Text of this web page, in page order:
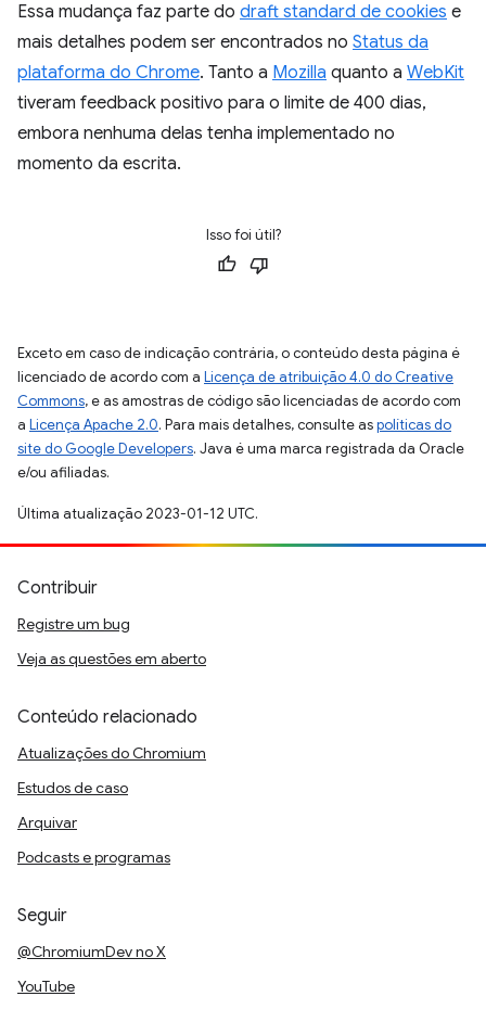
Essa mudança faz parte do draft standard de cookies e
mais detalhes podem ser encontrados no Status da
plataforma do Chrome. Tanto a Mozilla quanto a WebKit
tiveram feedback positivo para o limite de 400 dias,
embora nenhuma delas tenha implementado no
momento da escrita.
Isso foi útil?
Exceto em caso de indicação contrária, o conteúdo desta página é
licenciado de acordo com a Licença de atribuição 4.0 do Creative
Commons, e as amostras de código são licenciadas de acordo com
a Licença Apache 2.0. Para mais detalhes, consulte aspolíticas do
site do Google Developers. Java é uma marca registrada da Oracle
e/ou afiliadas.
Última atualização 2023-01-12 UTC.
Contribuir
Registre um bug
Veja as questões em aberto
Conteúdo relacionado
Atualizações do Chromium
Estudos de caso
Arquivar
Podcasts e programas
Seguir
@ChromiumDev no X
YouTube